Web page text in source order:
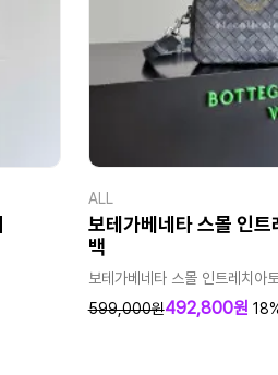
ALL
보테가베네타 스몰 인트
백
보테가베네타 스몰 인트레치아
599,000원492,800원